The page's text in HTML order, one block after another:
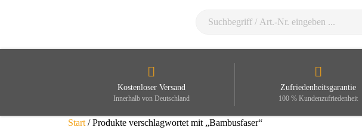
Kostenloser Versand
Innerhalb von Deutschland
Zufriedenheitsgarantie
100 % Kundenzufriedenheit
Start / Produkte verschlagwortet mit „Bambusfaser“